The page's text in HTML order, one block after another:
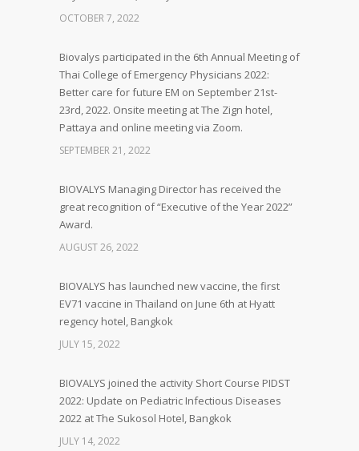
OCTOBER 7, 2022
Biovalys participated in the 6th Annual Meeting of
Thai College of Emergency Physicians 2022:
Better care for future EM on September 21st-
23rd, 2022. Onsite meeting at The Zign hotel,
Pattaya and online meeting via Zoom.
SEPTEMBER 21, 2022
BIOVALYS Managing Director has received the
great recognition of “Executive of the Year 2022”
Award.
AUGUST 26, 2022
BIOVALYS has launched new vaccine, the first
EV71 vaccine in Thailand on June 6th at Hyatt
regency hotel, Bangkok
JULY 15, 2022
BIOVALYS joined the activity Short Course PIDST
2022: Update on Pediatric Infectious Diseases
2022 at The Sukosol Hotel, Bangkok
JULY 14, 2022